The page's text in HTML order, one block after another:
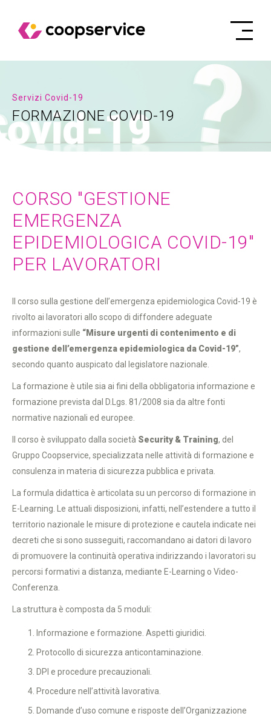
Servizi Covid-19
FORMAZIONE COVID-19
CORSO "GESTIONE
EMERGENZA
EPIDEMIOLOGICA COVID-19"
PER LAVORATORI
Il corso sulla gestione dell’emergenza epidemiologica Covid-19 è
rivolto ai lavoratori allo scopo di diffondere adeguate
informazioni sulle “Misure urgenti di contenimento e di
gestione dell’emergenza epidemiologica da Covid-19”,
secondo quanto auspicato dal legislatore nazionale.
La formazione è utile sia ai fini della obbligatoria informazione e
formazione prevista dal D.Lgs. 81/2008 sia da altre fonti
normative nazionali ed europee.
Il corso è sviluppato dalla società Security & Training, del
Gruppo Coopservice, specializzata nelle attività di formazione e
consulenza in materia di sicurezza pubblica e privata.
La formula didattica è articolata su un percorso di formazione in
E-Learning. Le attuali disposizioni, infatti, nell’estendere a tutto il
territorio nazionale le misure di protezione e cautela indicate nei
decreti che si sono susseguiti, raccomandano ai datori di lavoro
di promuovere la continuità operativa indirizzando i lavoratori su
percorsi formativi a distanza, mediante E-Learning o Video-
Conferenza.
La struttura è composta da 5 moduli:
Informazione e formazione. Aspetti giuridici.
Protocollo di sicurezza anticontaminazione.
DPI e procedure precauzionali.
Procedure nell’attività lavorativa.
Domande d’uso comune e risposte dell’Organizzazione